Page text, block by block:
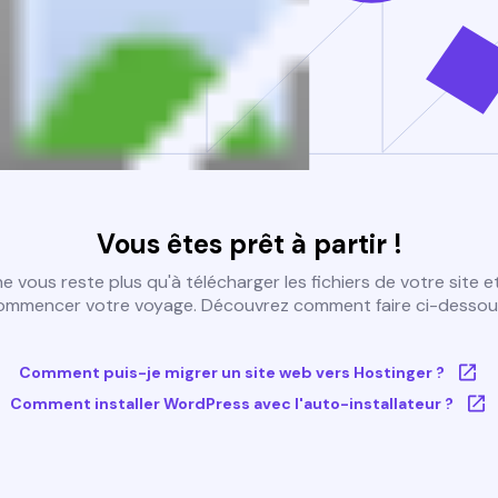
Vous êtes prêt à partir !
vous reste plus qu'à télécharger les fichiers de votre site
votre voyage. Découvrez comment faire ci-
Comment puis-je migrer un site web vers Hostinger ?
Comment installer WordPress avec l'auto-installateur ?